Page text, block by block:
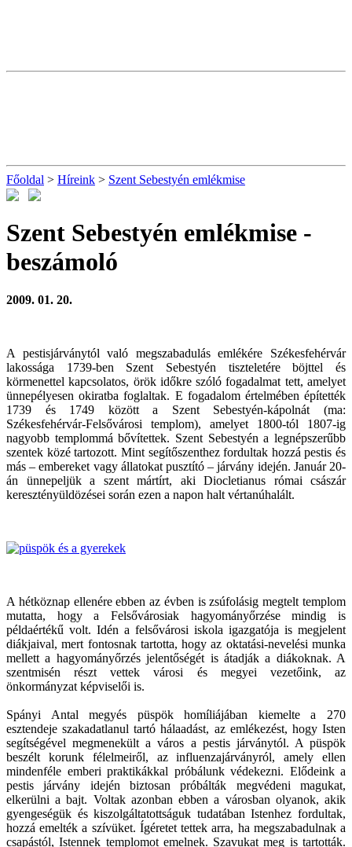
Főoldal > Híreink > Szent Sebestyén emlékmise
Szent Sebestyén emlékmise -
beszámoló
2009. 01. 20.
A pestisjárványtól való megszabadulás emlékére Székesfehérvár
lakossága 1739-ben Szent Sebestyén tiszteletére böjttel és
körmenettel kapcsolatos, örök időkre szóló fogadalmat tett, amelyet
ünnepélyesen okiratba foglaltak. E fogadalom értelmében építették
1739 és 1749 között a Szent Sebestyén-kápolnát (ma:
Székesfehérvár-Felsővárosi templom), amelyet 1800-tól 1807-ig
nagyobb templommá bővítettek. Szent Sebestyén a legnépszerűbb
szentek közé tartozott. Mint segítőszenthez fordultak hozzá pestis és
más – embereket vagy állatokat pusztító – járvány idején. Január 20-
án ünnepeljük a szent mártírt, aki Diocletianus római császár
keresztényüldözései során ezen a napon halt vértanúhalált.
A hétköznap ellenére ebben az évben is zsúfolásig megtelt templom
mutatta, hogy a Felsővárosiak hagyományőrzése mindig is
példaértékű volt. Idén a felsővárosi iskola igazgatója is megjelent
diákjaival, mert fontosnak tartotta, hogy az oktatási-nevelési munka
mellett a hagyományőrzés jelentőségét is átadják a diákoknak. A
szentmisén részt vettek városi és megyei vezetőink, az
önkormányzat képviselői is.
Spányi Antal megyés püspök homíliájában kiemelte a 270
esztendeje szakadatlanul tartó hálaadást, az emlékezést, hogy Isten
segítségével megmenekült a város a pestis járványtól. A püspök
beszélt korunk félelmeiről, az influenzajárványról, amely ellen
mindenféle emberi praktikákkal próbálunk védekezni. Elődeink a
pestis járvány idején biztosan próbálták megvédeni magukat,
elkerülni a bajt. Voltak azonban ebben a városban olyanok, akik
gyengeségük és kiszolgáltatottságuk tudatában Istenhez fordultak,
hozzá emelték a szívüket. Ígéretet tettek arra, ha megszabadulnak a
csapástól, Istennek templomot emelnek. Szavukat meg is tartották.